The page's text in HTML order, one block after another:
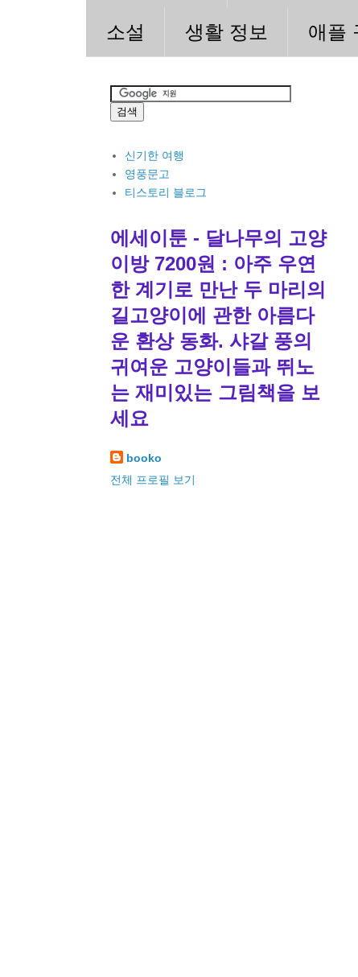
소설 생활 정보 애플
신기한 여행
영풍문고
티스토리 블로그
에세이툰 - 달나무의 고양
이방 7200원 : 아주 우연
한 계기로 만난 두 마리의
길고양이에 관한 아름다
운 환상 동화. 샤갈 풍의
귀여운 고양이들과 뛰노
는 재미있는 그림책을 보
세요
booko
전체 프로필 보기